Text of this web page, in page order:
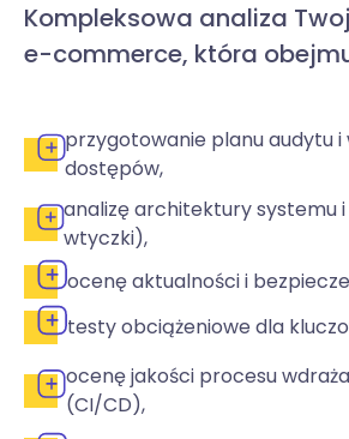
Kompleksowa analiza
e-commerce, która
przygotowanie planu audytu
dostępów,
analizę architektury systemu i
wtyczki),
ocenę aktualności i
testy obciążeniowe dla
ocenę jakości procesu
(CI/CD),